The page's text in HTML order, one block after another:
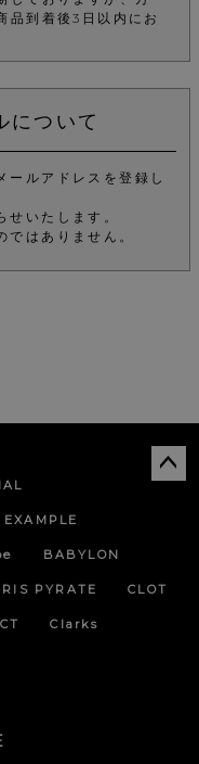
品到着後3日以内にお
について
ールアドレスを登録し
いたします。
はありません。
EXAMPLE
BABYLON
PYRATE CLOT
Clarks